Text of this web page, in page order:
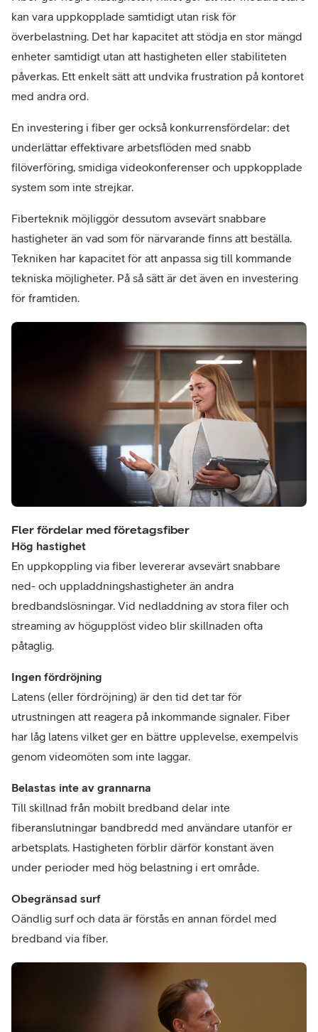
kan vara uppkopplade samtidigt utan risk för
överbelastning. Det har kapacitet att stödja en stor mängd
enheter samtidigt utan att hastigheten eller stabiliteten
påverkas. Ett enkelt sätt att undvika frustration på kontoret
med andra ord.
En investering i fiber ger också konkurrensfördelar: det
underlättar effektivare arbetsflöden med snabb
filöverföring, smidiga videokonferenser och uppkopplade
system som inte strejkar.
Fiberteknik möjliggör dessutom avsevärt snabbare
hastigheter än vad som för närvarande finns att beställa.
Tekniken har kapacitet för att anpassa sig till kommande
tekniska möjligheter. På så sätt är det även en investering
för framtiden.
Fler fördelar med företagsfiber
Hög hastighet
En uppkoppling via fiber levererar avsevärt snabbare
ned- och uppladdningshastigheter än andra
bredbandslösningar. Vid nedladdning av stora filer och
streaming av högupplöst video blir skillnaden ofta
påtaglig.
Ingen fördröjning
Latens (eller fördröjning) är den tid det tar för
utrustningen att reagera på inkommande signaler. Fiber
har låg latens vilket ger en bättre upplevelse, exempelvis
genom videomöten som inte laggar.
Belastas inte av grannarna
Till skillnad från mobilt bredband delar inte
fiberanslutningar bandbredd med användare utanför er
arbetsplats. Hastigheten förblir därför konstant även
under perioder med hög belastning i ert område.
Obegränsad surf
Oändlig surf och data är förstås en annan fördel med
bredband via fiber.